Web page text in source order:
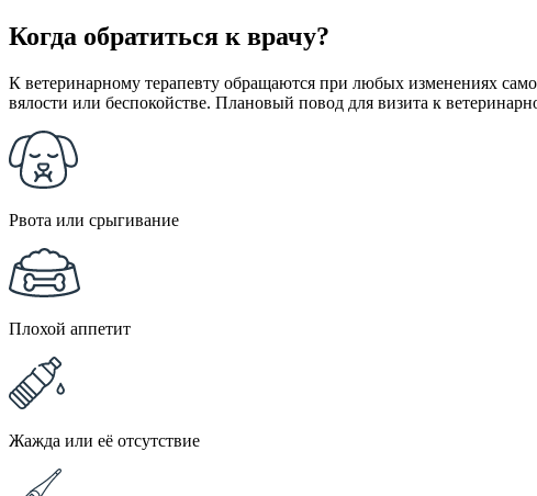
Когда обратиться к врачу?
К ветеринарному терапевту обращаются при любых изменениях
вялости или беспокойстве. Плановый повод для визита к
Рвота или срыгивание
Плохой аппетит
Жажда или её отсутствие